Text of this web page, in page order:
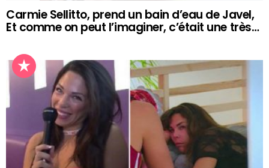
Carmie Sellitto, prend un bain d’eau de Javel,
Et comme on peut l’imaginer, c’était une très…